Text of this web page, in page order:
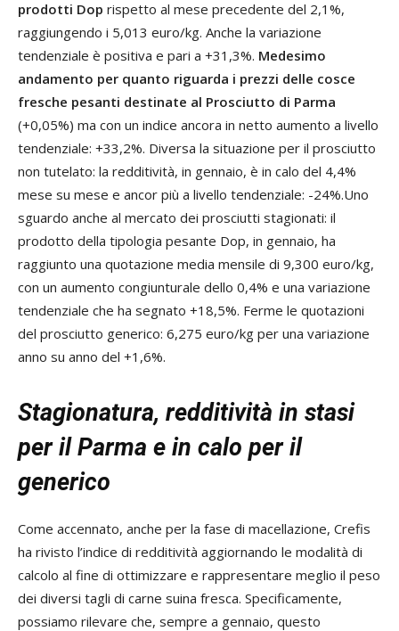
prodotti Dop rispetto al mese precedente del 2,1%,
raggiungendo i 5,013 euro/kg. Anche la variazione
tendenziale è positiva e pari a +31,3%. Medesimo
andamento per quanto riguarda i prezzi delle cosce
fresche pesanti destinate al Prosciutto di Parma
(+0,05%) ma con un indice ancora in netto aumento a livello
tendenziale: +33,2%. Diversa la situazione per il prosciutto
non tutelato: la redditività, in gennaio, è in calo del 4,4%
mese su mese e ancor più a livello tendenziale: -24%.Uno
sguardo anche al mercato dei prosciutti stagionati: il
prodotto della tipologia pesante Dop, in gennaio, ha
raggiunto una quotazione media mensile di 9,300 euro/kg,
con un aumento congiunturale dello 0,4% e una variazione
tendenziale che ha segnato +18,5%. Ferme le quotazioni
del prosciutto generico: 6,275 euro/kg per una variazione
anno su anno del +1,6%.
Stagionatura, redditività in stasi
per il Parma e in calo per il
generico
Come accennato, anche per la fase di macellazione, Crefis
ha rivisto l’indice di redditività aggiornando le modalità di
calcolo al fine di ottimizzare e rappresentare meglio il peso
dei diversi tagli di carne suina fresca. Specificamente,
possiamo rilevare che, sempre a gennaio, questo